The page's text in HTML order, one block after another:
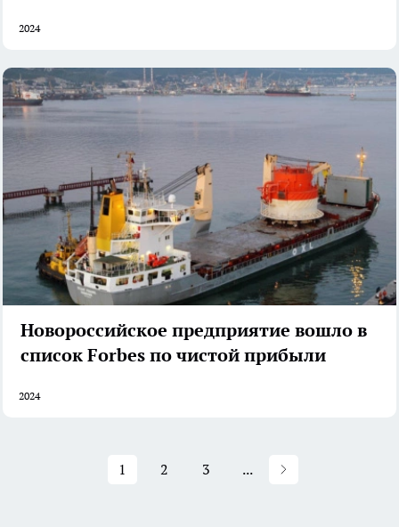
2024
Новороссийское предприятие вошло в
список Forbes по чистой прибыли
2024
1 2 3 ...